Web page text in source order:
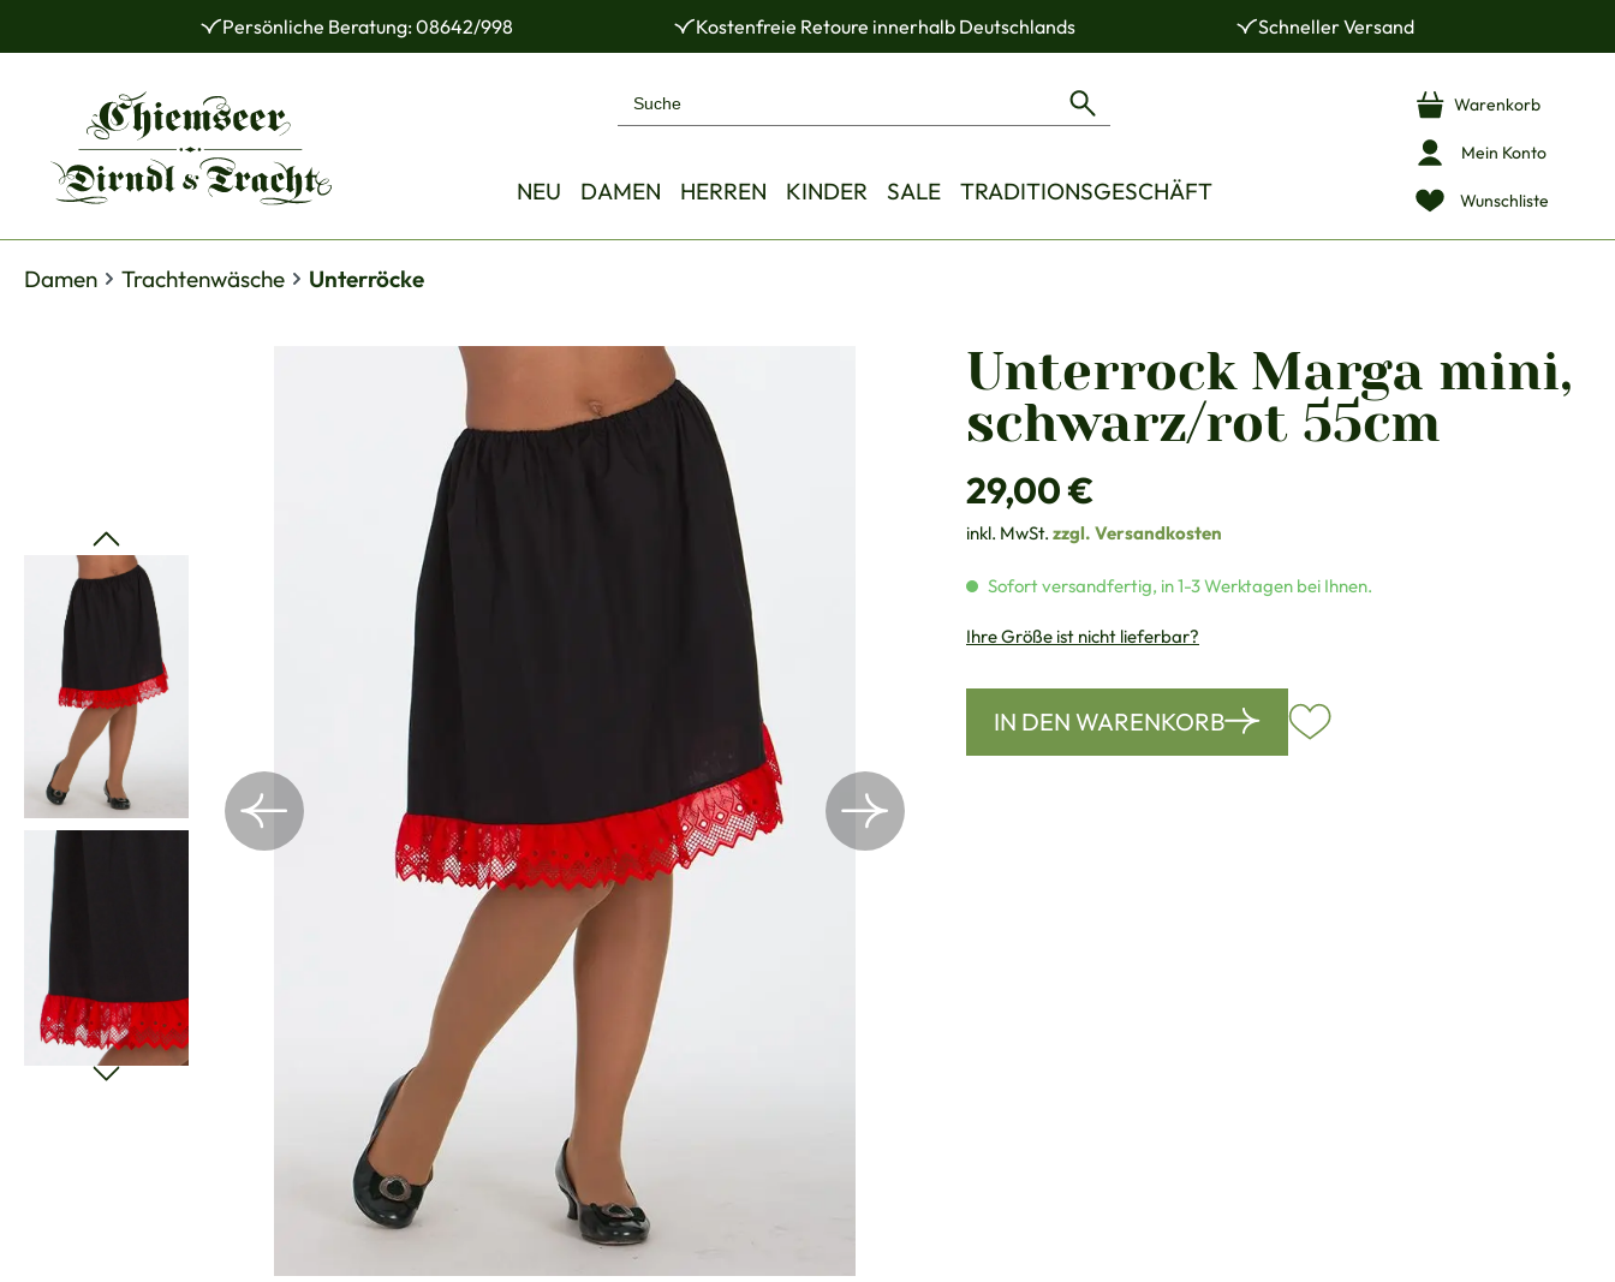
Hauptinhalt springen
Zur Hauptnavigation springenPersönliche Beratung: 08642/998 Kostenfreie Retoure innerhalb Deutschlands Schneller Versand
NEU DAMEN HERREN KINDER SALE TRADITIONSGESCHÄFT Wunschliste
Mein Konto
Warenkorb
Damen Trachtenwäsche Unterröcke
Unterrock Marga mini,
schwarz/rot 55cm
Regulärer Preis:
29,00 €
inkl. MwSt. zzgl. Versandkosten
Sofort versandfertig, in 1-3 Werktagen bei Ihnen.
Ihre Größe ist nicht lieferbar?
IN DEN WARENKORB